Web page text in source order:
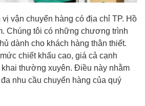
vận chuyển hàng có địa chỉ TP. Hồ
Chúng tôi có những chương trình
dành cho khách hàng thân thiết.
chiết khấu cao, giá cả cạnh
thường xuyên. Điều này nhằm
nhu cầu chuyển hàng của quý